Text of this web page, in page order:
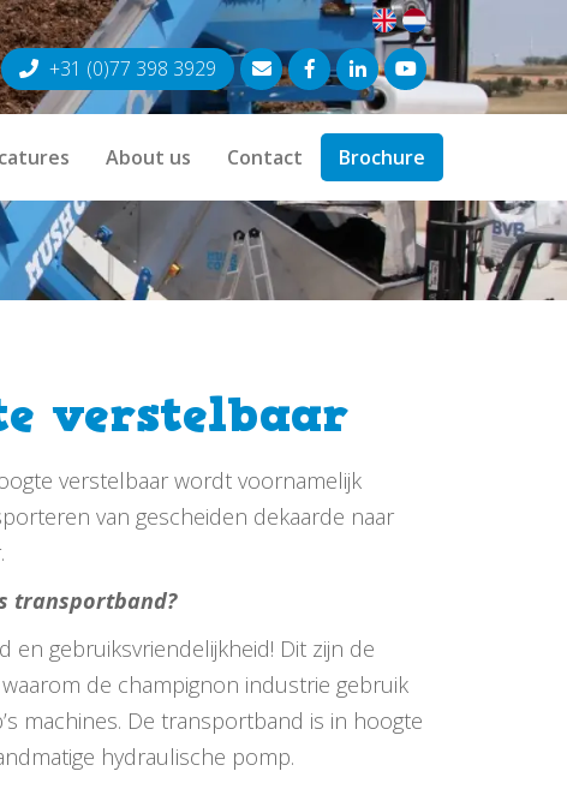
About us Contact Brochure
+31 (0)77 398 3929
verstelbaar
verstelbaar wordt voornamelijk
van gescheiden dekaarde naar
transportband?
en gebruiksvriendelijkheid! Dit zijn de
de champignon industrie gebruik
machines. De transportband is in hoogte
hydraulische pomp.